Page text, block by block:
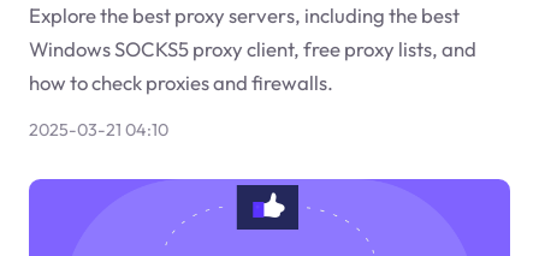
Explore the best proxy servers, including the best
Windows SOCKS5 proxy client, free proxy lists, and
how to check proxies and firewalls.
2025-03-21 04:10